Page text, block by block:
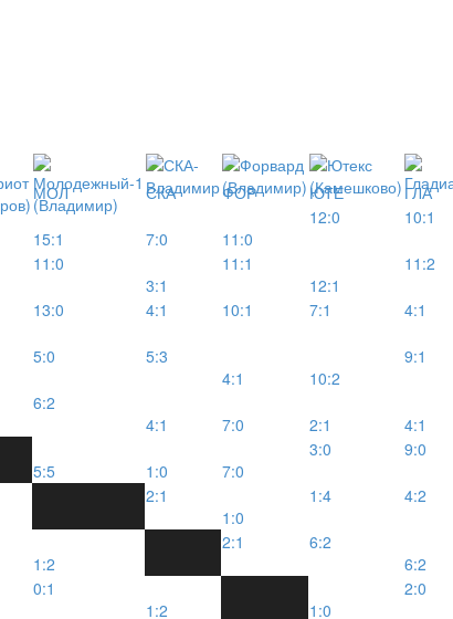
МОЛ СКА ФОР ЮТЕ
ГЛА
15:1
7:0 11:0
12:0 10:1
11:0
3:1
11:1
12:1
11:2
13:0 4:1 10:1 7:1 4:1
5:0
5:3
4:1
10:2
9:1
6:2
4:1
7:0 2:1
4:1
5:5 1:0 7:0
3:0 9:0
2:1
1:0
1:4 4:2
1:2
2:1
6:2
6:2
0:1
1:2
1:0
2:0